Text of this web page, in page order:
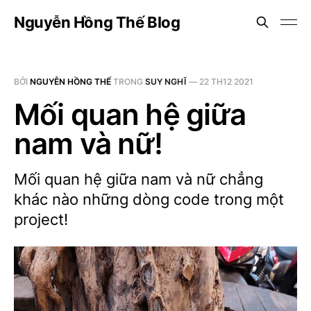
Nguyễn Hồng Thế Blog
BỞI NGUYỄN HỒNG THẾ TRONG SUY NGHĨ — 22 TH12 2021
Mối quan hệ giữa
nam và nữ!
Mối quan hệ giữa nam và nữ chẳng
khác nào những dòng code trong một
project!